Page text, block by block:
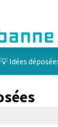
💡 Idées